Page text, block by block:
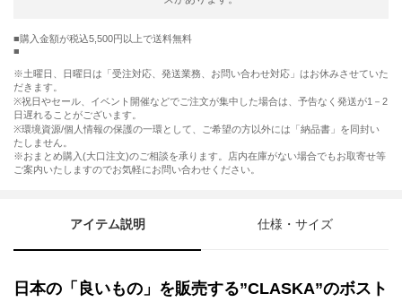
購入金額が税込5,500円以上で送料無料
※土曜日、日曜日は「受注対応、発送業務、お問い合わせ対応」はお休みさせていた
だきます。
※祝日やセール、イベント開催などでご注文が集中した場合は、予告なく発送が1－2
日遅れることがございます。
※環境資源/個人情報の保護の一環として、ご希望の方以外には「納品書」を同封い
たしません。
※おまとめ購入(大口注文)のご相談を承ります。店内在庫がない場合でもお取寄せ等
ご案内いたしますのでお気軽にお問い合わせください。
アイテム説明 仕様・サイズ
日本の「良いもの」を販売する”CLASKA”のボスト